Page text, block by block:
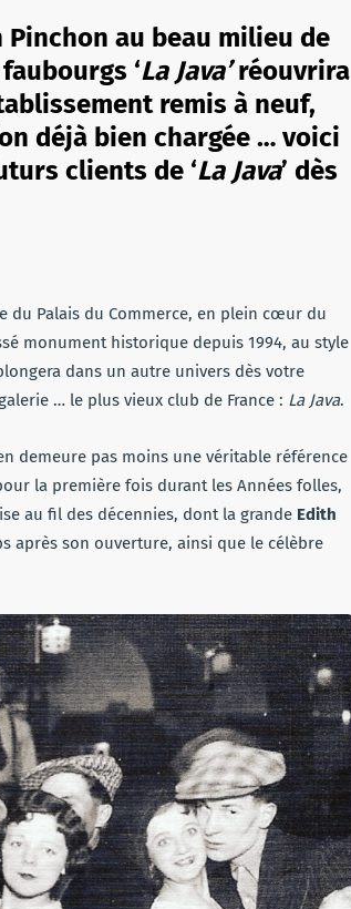
au beau milieu de
‘La Java’réouvrira
remis à neuf,
déjà bien chargée … voici
clients de ‘La Java’ dès
du Palais du Commerce, en plein cœur du
monument historique depuis 1994, au style
dans un autre univers dès votre
… le plus vieux club de France : La Java.
demeure pas moins une véritable référence
la première fois durant les Années folles,
au fil des décennies, dont la grande Edith
après son ouverture, ainsi que le célèbre